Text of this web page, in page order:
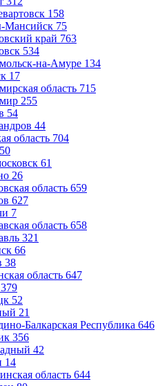
158
Мансийск 75
край 763
534
на-Амуре 134
17
область 715
255
54
44
область 704
61
26
область 659
627
7
область 658
321
66
38
область 647
379
52
21
Балкарская Республика 646
356
42
14
область 644